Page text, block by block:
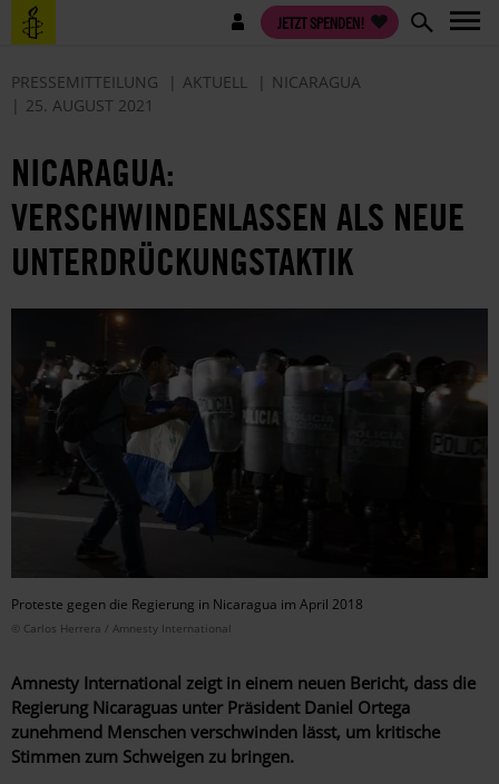
Direkt
zum
Benutzermenü JETZT SPENDEN!
PRESSEMITTEILUNG AKTUELL
NICARAGUA
25. AUGUST 2021
NICARAGUA:
VERSCHWINDENLASSEN ALS NEUE
UNTERDRÜCKUNGSTAKTIK
Proteste gegen die Regierung in Nicaragua im April 2018
© Carlos Herrera / Amnesty International
Amnesty International zeigt in einem neuen Bericht, dass die
Regierung Nicaraguas unter Präsident Daniel Ortega
zunehmend Menschen verschwinden lässt, um kritische
Stimmen zum Schweigen zu bringen.